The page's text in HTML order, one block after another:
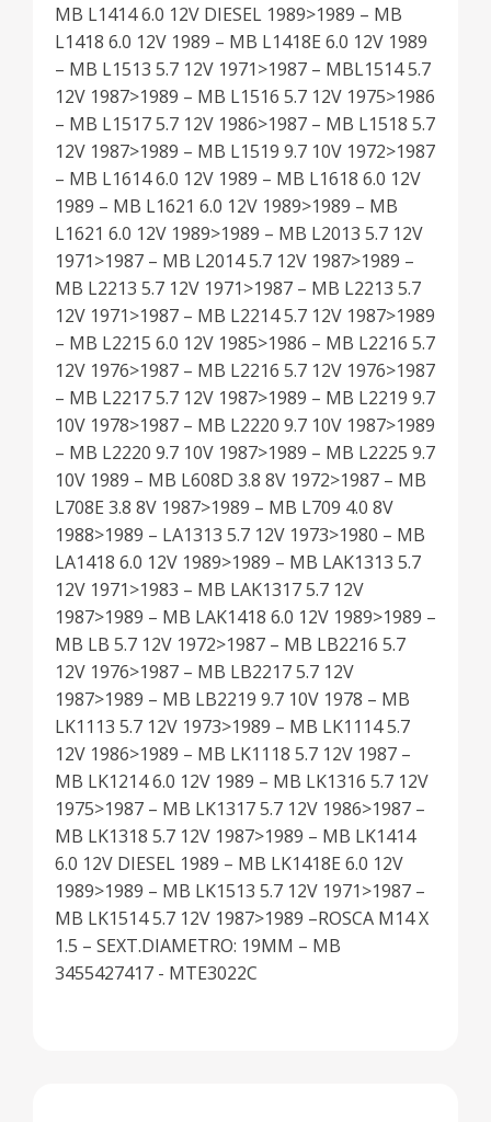
MB L1414 6.0 12V DIESEL 1989>1989 – MB
L1418 6.0 12V 1989 – MB L1418E 6.0 12V 1989
– MB L1513 5.7 12V 1971>1987 – MBL1514 5.7
12V 1987>1989 – MB L1516 5.7 12V 1975>1986
– MB L1517 5.7 12V 1986>1987 – MB L1518 5.7
12V 1987>1989 – MB L1519 9.7 10V 1972>1987
– MB L1614 6.0 12V 1989 – MB L1618 6.0 12V
1989 – MB L1621 6.0 12V 1989>1989 – MB
L1621 6.0 12V 1989>1989 – MB L2013 5.7 12V
1971>1987 – MB L2014 5.7 12V 1987>1989 –
MB L2213 5.7 12V 1971>1987 – MB L2213 5.7
12V 1971>1987 – MB L2214 5.7 12V 1987>1989
– MB L2215 6.0 12V 1985>1986 – MB L2216 5.7
12V 1976>1987 – MB L2216 5.7 12V 1976>1987
– MB L2217 5.7 12V 1987>1989 – MB L2219 9.7
10V 1978>1987 – MB L2220 9.7 10V 1987>1989
– MB L2220 9.7 10V 1987>1989 – MB L2225 9.7
10V 1989 – MB L608D 3.8 8V 1972>1987 – MB
L708E 3.8 8V 1987>1989 – MB L709 4.0 8V
1988>1989 – LA1313 5.7 12V 1973>1980 – MB
LA1418 6.0 12V 1989>1989 – MB LAK1313 5.7
12V 1971>1983 – MB LAK1317 5.7 12V
1987>1989 – MB LAK1418 6.0 12V 1989>1989 –
MB LB 5.7 12V 1972>1987 – MB LB2216 5.7
12V 1976>1987 – MB LB2217 5.7 12V
1987>1989 – MB LB2219 9.7 10V 1978 – MB
LK1113 5.7 12V 1973>1989 – MB LK1114 5.7
12V 1986>1989 – MB LK1118 5.7 12V 1987 –
MB LK1214 6.0 12V 1989 – MB LK1316 5.7 12V
1975>1987 – MB LK1317 5.7 12V 1986>1987 –
MB LK1318 5.7 12V 1987>1989 – MB LK1414
6.0 12V DIESEL 1989 – MB LK1418E 6.0 12V
1989>1989 – MB LK1513 5.7 12V 1971>1987 –
MB LK1514 5.7 12V 1987>1989 –ROSCA M14 X
1.5 – SEXT.DIAMETRO: 19MM – MB
3455427417 - MTE3022C